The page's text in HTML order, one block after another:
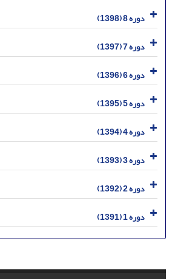
دوره 8 (1398)
دوره 7 (1397)
دوره 6 (1396)
دوره 5 (1395)
دوره 4 (1394)
دوره 3 (1393)
دوره 2 (1392)
دوره 1 (1391)